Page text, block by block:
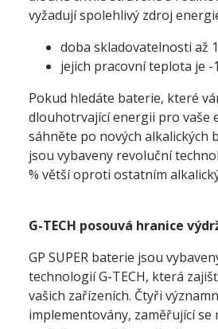
vyžadují spolehlivý zdroj
doba skladovatelnosti až
jejich pracovní teplota je -
Pokud hledáte baterie, které
dlouhotrvající energii pro vaše
sáhněte po nových alkalických
jsou vybaveny revoluční
% větší oproti ostatním
G-TECH posouvá hranice
GP SUPER baterie jsou
technologií G-TECH, která
vašich zařízeních. Čtyři
implementovány, zaměřující se